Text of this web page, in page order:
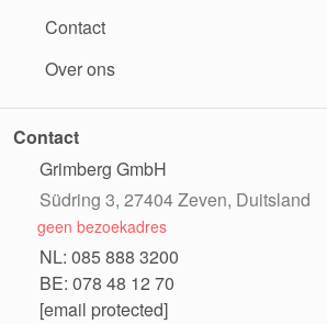
Contact
Over ons
Contact
Grimberg GmbH
Südring 3, 27404 Zeven, Duitsland
geen bezoekadres
NL: 085 888 3200
BE: 078 48 12 70
[email protected]